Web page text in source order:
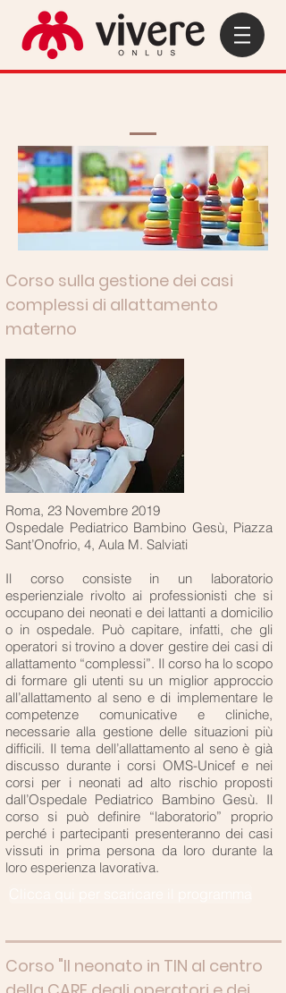
Corso sulla gestione dei casi
complessi di allattamento
materno
Roma, 23 Novembre 2019
Ospedale Pediatrico Bambino Gesù, Piazza
Sant’Onofrio, 4, Aula M. Salviati
Il corso consiste in un laboratorio
esperienziale rivolto ai professionisti che si
occupano dei neonati e dei lattanti a domicilio
o in ospedale. Può capitare, infatti, che gli
operatori si trovino a dover gestire dei casi di
allattamento “complessi”. Il corso ha lo scopo
di formare gli utenti su un miglior approccio
all’allattamento al seno e di implementare le
competenze comunicative e cliniche,
necessarie alla gestione delle situazioni più
difficili. Il tema dell’allattamento al seno è già
discusso durante i corsi OMS-Unicef e nei
corsi per i neonati ad alto rischio proposti
dall’Ospedale Pediatrico Bambino Gesù. Il
corso si può definire “laboratorio” proprio
perché i partecipanti presenteranno dei casi
vissuti in prima persona da loro durante la
loro esperienza lavorativa.
Corso "Il neonato in TIN al centro